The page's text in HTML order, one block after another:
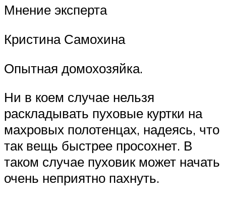
Мнение эксперта
Кристина Самохина
Опытная домохозяйка.
Ни в коем случае нельзя
раскладывать пуховые куртки на
махровых полотенцах, надеясь, что
так вещь быстрее просохнет. В
таком случае пуховик может начать
очень неприятно пахнуть.